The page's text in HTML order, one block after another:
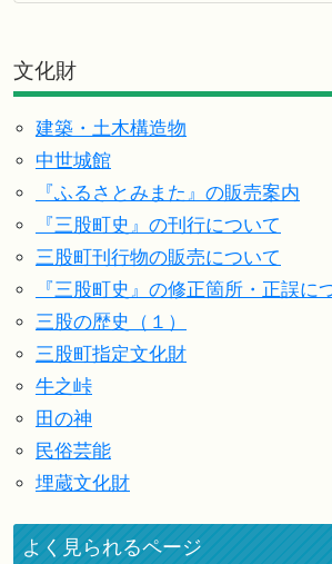
文化財
建築・土木構造物
中世城館
『ふるさとみまた』の販売案内
『三股町史』の刊行について
三股町刊行物の販売について
『三股町史』の修正箇所・正誤に
三股の歴史（１）
三股町指定文化財
牛之峠
田の神
民俗芸能
埋蔵文化財
よく見られるページ